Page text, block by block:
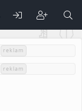
reklam
reklam